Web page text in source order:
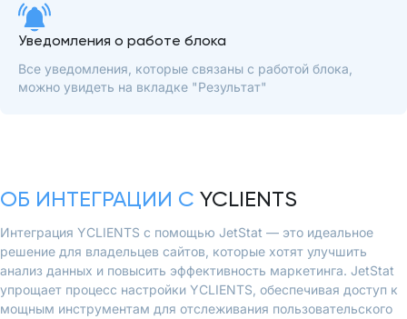
Уведомления о работе блока
Все уведомления, которые связаны с работой блока,
можно увидеть на вкладке "Результат"
ОБ ИНТЕГРАЦИИ С YCLIENTS
Интеграция YCLIENTS с помощью JetStat — это идеальное
решение для владельцев сайтов, которые хотят улучшить
анализ данных и повысить эффективность маркетинга. JetStat
упрощает процесс настройки YCLIENTS, обеспечивая доступ к
мощным инструментам для отслеживания пользовательского